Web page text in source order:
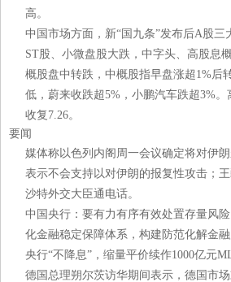
高。
中国市场方面，新“国九条”发布后A股三
ST股、小微盘股大跌，中字头、高股息
概股盘中转跌，中概股指早盘涨超1%后
低，蔚来收跌超5%，小鹏汽车跌超3%
收复7.26。
要闻
媒体称以色列内阁周一会议确定将对伊
表示不会支持以对伊朗的报复性攻击；
沙特外交大臣通电话。
中国央行：要有力有序有效处置存量风
化金融稳定保障体系，构建防范化解金
央行“不降息”，缩量平价续作1000亿元
德国总理朔尔茨访华期间表示，德国市